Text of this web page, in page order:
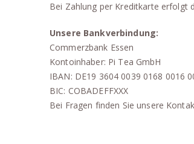
Bei Zahlung per Kreditkarte erfolgt
Unsere Bankverbindung:
Commerzbank Essen
Kontoinhaber: Pi Tea GmbH
IBAN: DE19 3604 0039 0168 0016
BIC: COBADEFFXXX
Bei Fragen finden Sie unsere